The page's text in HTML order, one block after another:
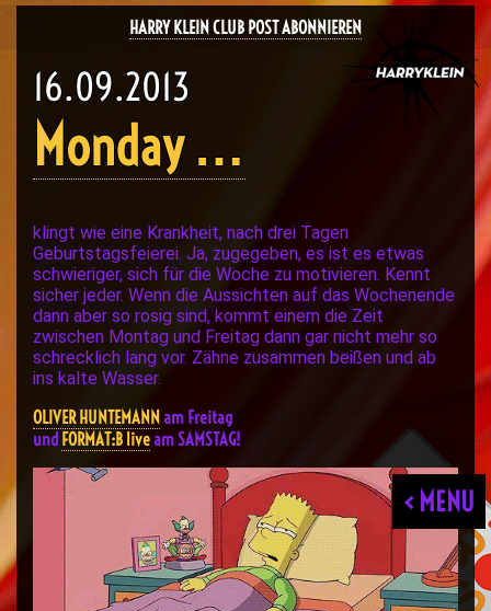
HARRY KLEIN CLUB POST ABONNIEREN
< MENU
16.09.2013
Monday …
klingt wie eine Krankheit, nach drei Tagen
Geburtstagsfeierei. Ja, zugegeben, es ist es etwas
schwieriger, sich für die Woche zu motivieren. Kennt
sicher jeder. Wenn die Aussichten auf das Wochenende
dann aber so rosig sind, kommt einem die Zeit
zwischen Montag und Freitag dann gar nicht mehr so
schrecklich lang vor. Zähne zusammen beißen und ab
ins kalte Wasser.
OLIVER HUNTEMANNam Freitag
und FORMAT:B liveam SAMSTAG!